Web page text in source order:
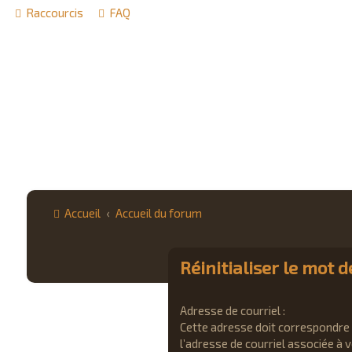
Raccourcis FAQ
Accueil Accueil du forum
Réinitialiser le mot
Adresse de courriel :
Cette adresse doit correspondre
l’adresse de courriel associée à